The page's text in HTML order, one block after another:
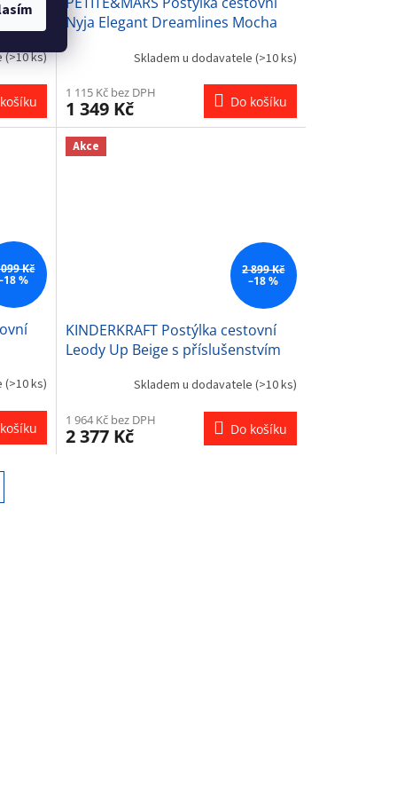
(>10 ks)
Nyja Elegant Dreamlines Mocha
Skladem u dodavatele (>10 ks)
1 115 Kč bez DPH
1 349 Kč Do košíku
Kč
%
(>10 ks)
Akce
2 899 Kč
–18 %
KINDERKRAFT Postýlka cestovní
Leody Up Beige s příslušenstvím
Skladem u dodavatele (>10 ks)
1 964 Kč bez DPH
2 377 Kč Do košíku